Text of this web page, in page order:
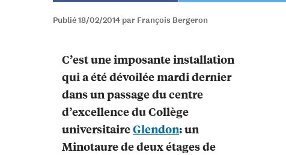
Publié 18/02/2014 par François Bergeron
C’est une imposante installation
qui a été dévoilée mardi dernier
dans un passage du centre
d’excellence du Collège
universitaireGlendon: un
Minotaure de deux étages de